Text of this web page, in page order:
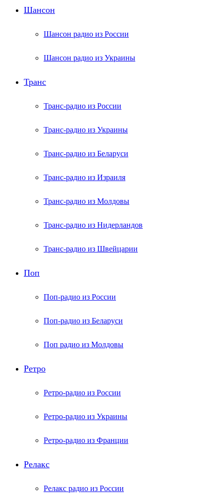
Шансон
Шансон радио из России
Шансон радио из Украины
Транс
Транс-радио из России
Транс-радио из Украины
Транс-радио из Беларуси
Транс-радио из Израиля
Транс-радио из Молдовы
Транс-радио из Нидерландов
Транс-радио из Швейцарии
Поп
Поп-радио из России
Поп-радио из Беларуси
Поп радио из Молдовы
Ретро
Ретро-радио из России
Ретро-радио из Украины
Ретро-радио из Франции
Релакс
Релакс радио из России